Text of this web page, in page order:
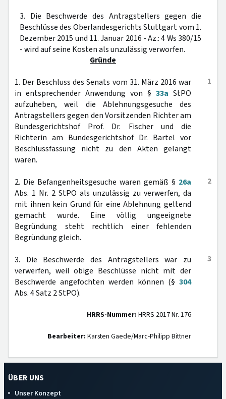
3. Die Beschwerde des Antragstellers gegen die
Beschlüsse des Oberlandesgerichts Stuttgart vom 1.
Dezember 2015 und 11. Januar 2016 - Az.: 4 Ws 380/15
- wird auf seine Kosten als unzulässig verworfen.
Gründe
1
1. Der Beschluss des Senats vom 31. März 2016 war
in entsprechender Anwendung von § 33a StPO
aufzuheben, weil die Ablehnungsgesuche des
Antragstellers gegen den Vorsitzenden Richter am
Bundesgerichtshof Prof. Dr. Fischer und die
Richterin am Bundesgerichtshof Dr. Bartel vor
Beschlussfassung nicht zu den Akten gelangt
waren.
2
2. Die Befangenheitsgesuche waren gemäß § 26a
Abs. 1 Nr. 2 StPO als unzulässig zu verwerfen, da
mit ihnen kein Grund für eine Ablehnung geltend
gemacht wurde. Eine völlig ungeeignete
Begründung steht rechtlich einer fehlenden
Begründung gleich.
3
3. Die Beschwerde des Antragstellers war zu
verwerfen, weil obige Beschlüsse nicht mit der
Beschwerde angefochten werden können (§ 304
Abs. 4 Satz 2 StPO).
HRRS-Nummer: HRRS 2017 Nr. 176
Bearbeiter: Karsten Gaede/Marc-Philipp Bittner
ÜBER UNS
Unser Konzept